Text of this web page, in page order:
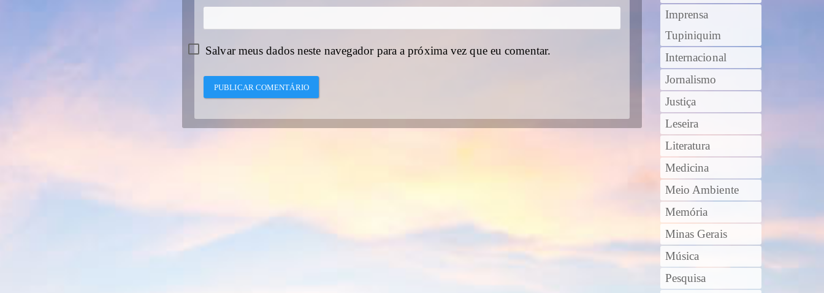
Salvar meus dados neste navegador para a próxima vez que eu comentar.
Imprensa
Tupiniquim
Internacional
Jornalismo
Justiça
Leseira
Literatura
Medicina
Meio Ambiente
Memória
Minas Gerais
Música
Pesquisa